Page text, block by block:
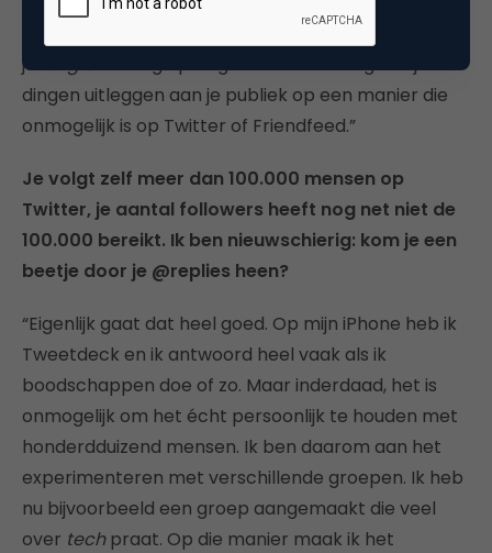
jelongformblog op te geven. In een blog kun je
dingen uitleggen aan je publiek op een manier die
onmogelijk is op Twitter of Friendfeed.”
Je volgt zelf meer dan 100.000 mensen op
Twitter, je aantal followers heeft nog net niet de
100.000 bereikt. Ik ben nieuwschierig: kom je een
beetje door je @replies heen?
“Eigenlijk gaat dat heel goed. Op mijn iPhone heb ik
Tweetdeck en ik antwoord heel vaak als ik
boodschappen doe of zo. Maar inderdaad, het is
onmogelijk om het écht persoonlijk te houden met
honderdduizend mensen. Ik ben daarom aan het
experimenteren met verschillende groepen. Ik heb
nu bijvoorbeeld een groep aangemaakt die veel
over techpraat. Op die manier maak ik het